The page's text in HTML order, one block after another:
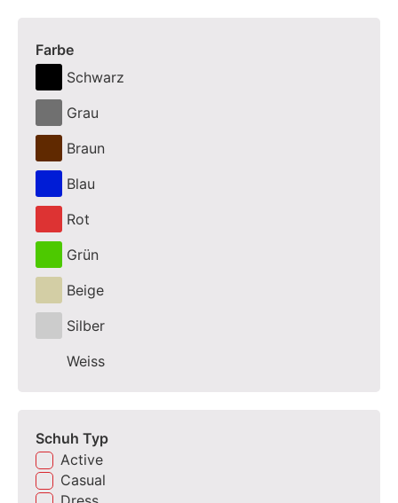
Farbe
Schwarz
Grau
Braun
Blau
Rot
Grün
Beige
Silber
Weiss
Schuh Typ
Active
Casual